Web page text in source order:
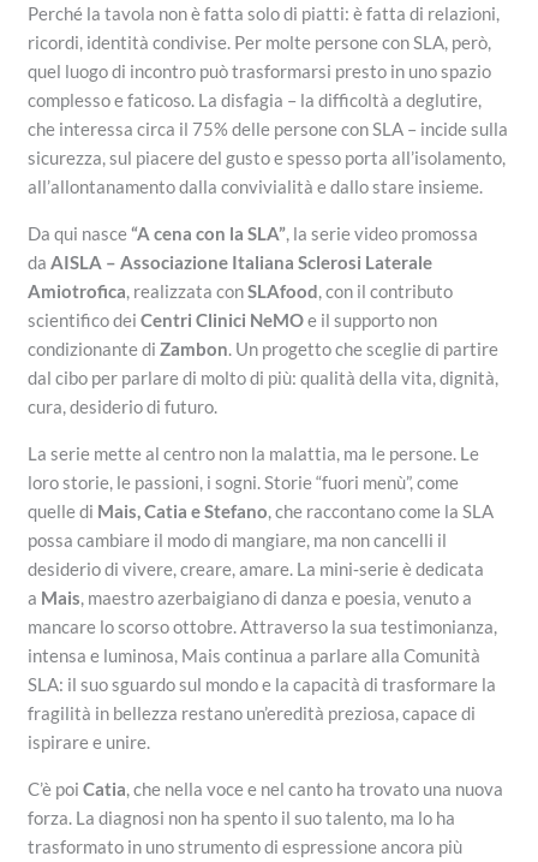
Perché la tavola non è fatta solo di piatti: è fatta di relazioni,
ricordi, identità condivise. Per molte persone con SLA, però,
quel luogo di incontro può trasformarsi presto in uno spazio
complesso e faticoso. La disfagia – la difficoltà a deglutire,
che interessa circa il 75% delle persone con SLA – incide sulla
sicurezza, sul piacere del gusto e spesso porta all’isolamento,
all’allontanamento dalla convivialità e dallo stare insieme.
Da qui nasce“A cena con la SLA”, la serie video promossa
daAISLA – Associazione Italiana Sclerosi Laterale
Amiotrofica, realizzata conSLAfood, con il contributo
scientifico deiCentri Clinici NeMOe il supporto non
condizionante diZambon. Un progetto che sceglie di partire
dal cibo per parlare di molto di più: qualità della vita, dignità,
cura, desiderio di futuro.
La serie mette al centro non la malattia, ma le persone. Le
loro storie, le passioni, i sogni. Storie “fuori menù”, come
quelle di Mais, Catia e Stefano, che raccontano come la SLA
possa cambiare il modo di mangiare, ma non cancelli il
desiderio di vivere, creare, amare. La mini‑serie è dedicata
a Mais, maestro azerbaigiano di danza e poesia, venuto a
mancare lo scorso ottobre. Attraverso la sua testimonianza,
intensa e luminosa, Mais continua a parlare alla Comunità
SLA: il suo sguardo sul mondo e la capacità di trasformare la
fragilità in bellezza restano un’eredità preziosa, capace di
ispirare e unire.
C’è poiCatia, che nella voce e nel canto ha trovato una nuova
forza. La diagnosi non ha spento il suo talento, ma lo ha
trasformato in uno strumento di espressione ancora più